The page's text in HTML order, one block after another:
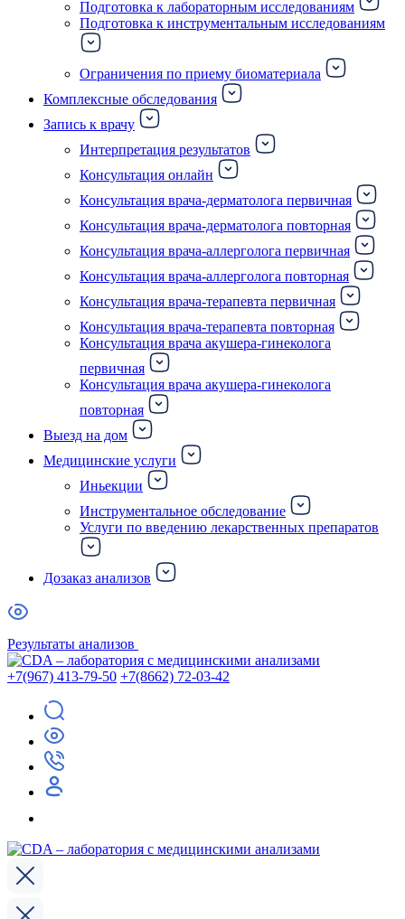
Подготовка к лабораторным исследованиям
Подготовка к инструментальным исследованиям
Ограничения по приему биоматериала
Комплексные обследования
Запись к врачу
Интерпретация результатов
Консультация онлайн
Консультация врача-дерматолога первичная
Консультация врача-дерматолога повторная
Консультация врача-аллерголога первичная
Консультация врача-аллерголога повторная
Консультация врача-терапевта первичная
Консультация врача-терапевта повторная
Консультация врача акушера-гинеколога
первичная
Консультация врача акушера-гинеколога
повторная
Выезд на дом
Медицинские услуги
Иньекции
Инструментальное обследование
Услуги по введению лекарственных препаратов
Дозаказ анализов
Результаты анализов
+7(967) 413-79-50 +7(8662) 72-03-42